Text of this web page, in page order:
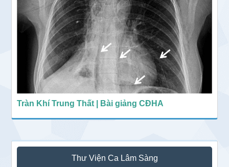
Tràn Khí Trung Thất | Bài giảng CĐHA
Thư Viện Ca Lâm Sàng